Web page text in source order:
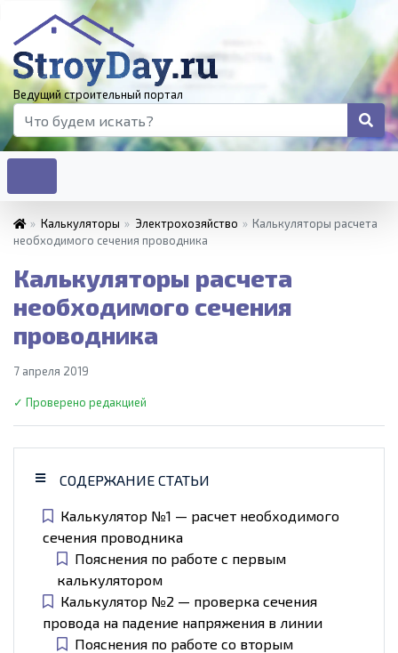
Ведущий строительный портал
» Калькуляторы » Электрохозяйство » Калькуляторы расчета
необходимого сечения проводника
Калькуляторы расчета
необходимого сечения
проводника
7 апреля 2019
✓ Проверено редакцией
СОДЕРЖАНИЕ СТАТЬИ
Калькулятор №1 — расчет необходимого
сечения проводника
Пояснения по работе с первым
калькулятором
Калькулятор №2 — проверка сечения
провода на падение напряжения в линии
Пояснения по работе со вторым